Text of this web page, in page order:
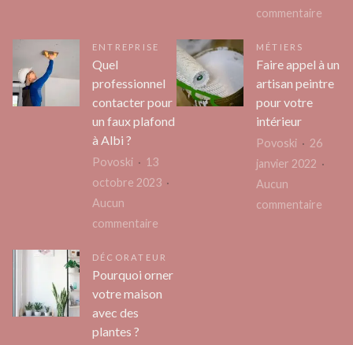
Votre
Détox
Santé
commentaire
ENTREPRISE
Quel
professionnel
contacter pour
un faux plafond
à Albi ?
Povoski
13
octobre 2023
Aucun
commentaire
professionnel
contacter
MÉTIERS
Faire appel à un
artisan peintre
pour votre
intérieur
Povoski
26
janvier 2022
Aucun
commentaire
DÉCORATEUR
Pourquoi orner
votre maison
avec des
plantes ?